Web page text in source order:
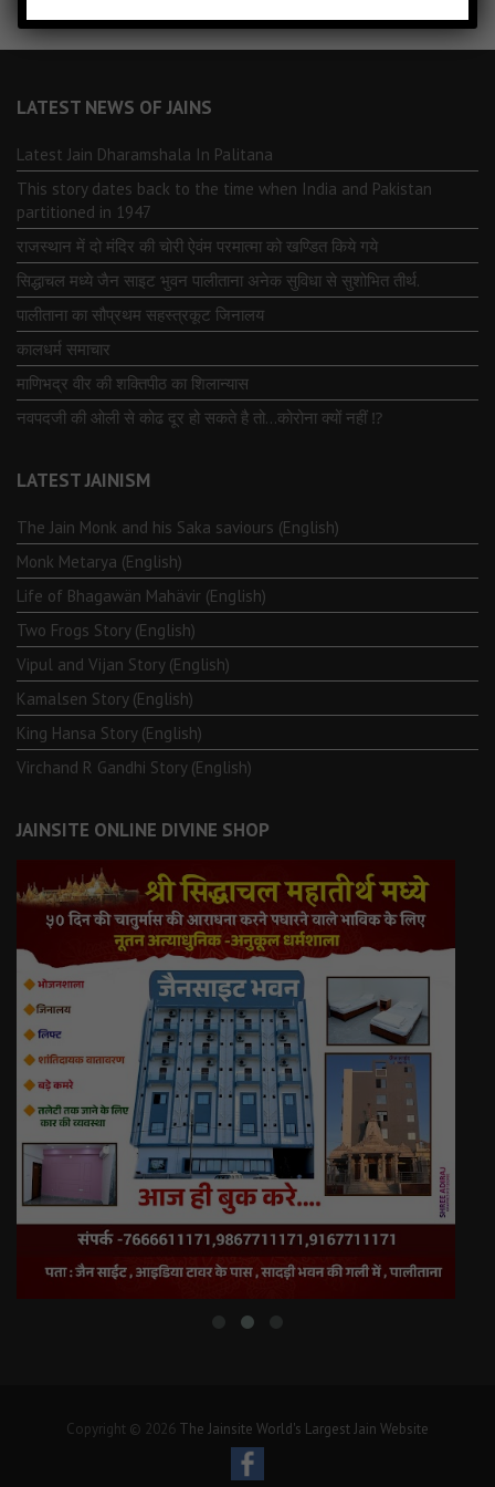
LATEST NEWS OF JAINS
Latest Jain Dharamshala In Palitana
This story dates back to the time when India and Pakistan
partitioned in 1947
राजस्थान में दो मंदिर की चोरी ऐवंम परमात्मा को खण्डित किये गये
सिद्धाचल मध्ये जैन साइट भुवन पालीताना अनेक सुविधा से सुशोभित तीर्थ.
पालीताना का सौप्रथम सहस्त्रकूट जिनालय
कालधर्म समाचार
माणिभद्र वीर की शक्तिपीठ का शिलान्यास
नवपदजी की ओली से कोढ दूर हो सकते है तो…कोरोना क्यों नहीं ⁉️
LATEST JAINISM
The Jain Monk and his Saka saviours (English)
Monk Metarya (English)
Life of Bhagawän Mahävir (English)
Two Frogs Story (English)
Vipul and Vijan Story (English)
Kamalsen Story (English)
King Hansa Story (English)
Virchand R Gandhi Story (English)
JAINSITE ONLINE DIVINE SHOP
Copyright © 2026 The Jainsite World's Largest Jain Website